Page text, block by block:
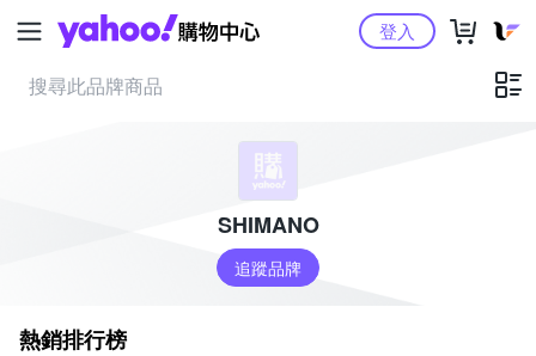
Yahoo購物中心登入
SHIMANO
追蹤品牌
熱銷排行榜